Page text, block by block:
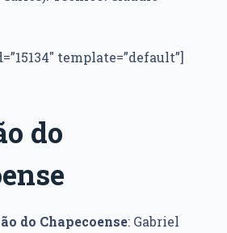
template=”default”]
do
do Chapecoense: Gabriel